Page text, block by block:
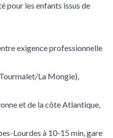
pour les enfants issus de
exigence professionnelle
La Mongie),
et de la côte Atlantique,
Lourdes à 10-15 min, gare